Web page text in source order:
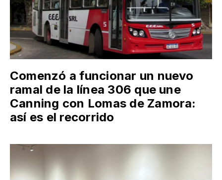
Comenzó a funcionar un nuevo
ramal de la línea 306 que une
Canning con Lomas de Zamora:
así es el recorrido